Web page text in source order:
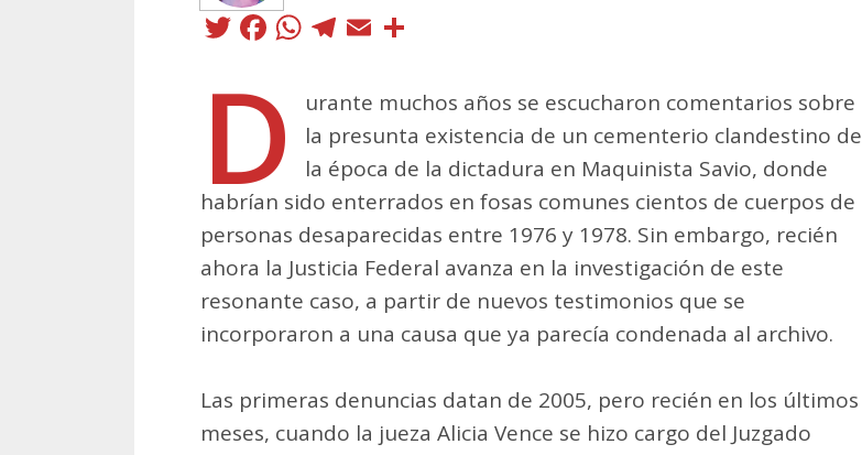
Twitter
Facebook
WhatsApp
Telegram
Email
D
urante muchos años se escucharon comentarios sobre
la presunta existencia de un cementerio clandestino de
la época de la dictadura en Maquinista Savio, donde
habrían sido enterrados en fosas comunes cientos de cuerpos de
personas desaparecidas entre 1976 y 1978. Sin embargo, recién
ahora la Justicia Federal avanza en la investigación de este
resonante caso, a partir de nuevos testimonios que se
incorporaron a una causa que ya parecía condenada al archivo.
Las primeras denuncias datan de 2005, pero recién en los últimos
meses, cuando la jueza Alicia Vence se hizo cargo del Juzgado